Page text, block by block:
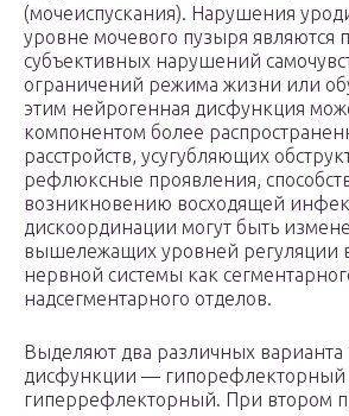
(мочеиспускания). Нарушения
уровне мочевого пузыря являются
субъективных нарушений
ограничений режима жизни или
этим нейрогенная дисфункция
компонентом более
расстройств, усугубляющих
рефлюксные проявления,
возникновению восходящей
дискоординации могут быть
вышележащих уровней регуляции
нервной системы как
надсегментарного отделов.
Выделяют два различных
дисфункции — гипорефлекторный
гиперрефлекторный. При втором